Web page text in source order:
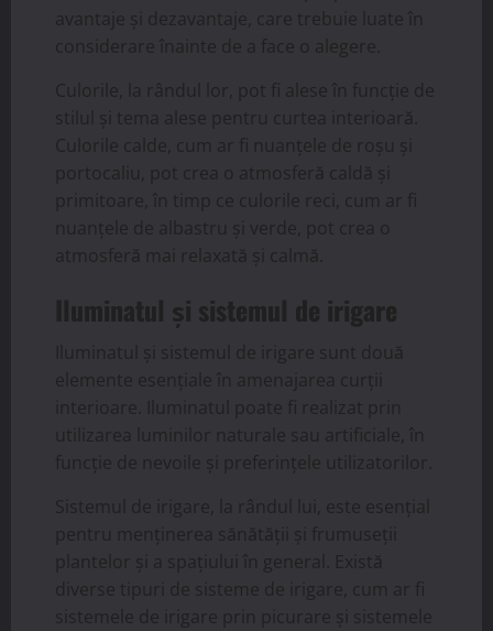
avantaje și dezavantaje, care trebuie luate în
considerare înainte de a face o alegere.
Culorile, la rândul lor, pot fi alese în funcție de
stilul și tema alese pentru curtea interioară.
Culorile calde, cum ar fi nuanțele de roșu și
portocaliu, pot crea o atmosferă caldă și
primitoare, în timp ce culorile reci, cum ar fi
nuanțele de albastru și verde, pot crea o
atmosferă mai relaxată și calmă.
Iluminatul și sistemul de irigare
Iluminatul și sistemul de irigare sunt două
elemente esențiale în amenajarea curții
interioare. Iluminatul poate fi realizat prin
utilizarea luminilor naturale sau artificiale, în
funcție de nevoile și preferințele utilizatorilor.
Sistemul de irigare, la rândul lui, este esențial
pentru menținerea sănătății și frumuseții
plantelor și a spațiului în general. Există
diverse tipuri de sisteme de irigare, cum ar fi
sistemele de irigare prin picurare și sistemele